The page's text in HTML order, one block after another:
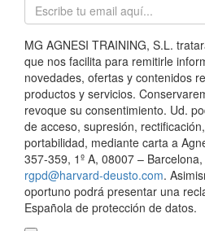
MG AGNESI TRAINING, S.L.
que nos facilita para remitirle
novedades, ofertas y contenidos
productos y servicios.
revoque su consentimiento. Ud.
de acceso, supresión,
portabilidad, mediante carta a
357-359, 1º A, 08007 –
rgpd@harvard-deusto.com.
oportuno podrá presentar una
Española de protección de datos.